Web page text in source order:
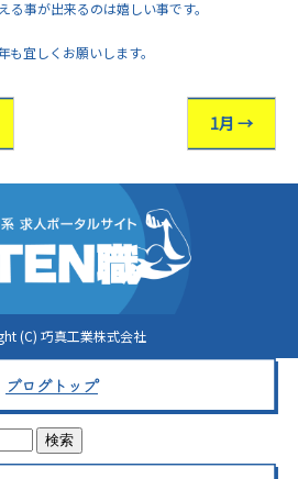
る事が出来るのは嬉しい事です。
宜しくお願いします。
1月 →
(C) 巧真工業株式会社
ブログトップ